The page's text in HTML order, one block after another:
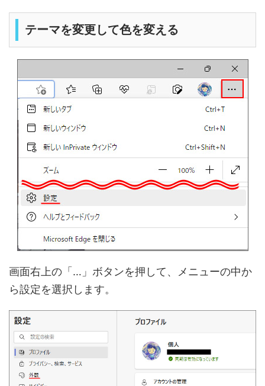
テーマを変更して色を変える
画面右上の「…」ボタンを押して、メニューの中か
ら設定を選択します。